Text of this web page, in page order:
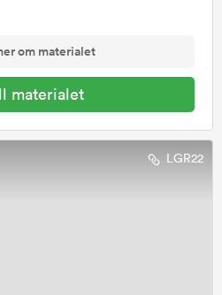
om materialet
materialet
LGR22